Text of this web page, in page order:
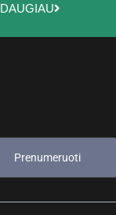
DAUGIAU
Prenumeruoti